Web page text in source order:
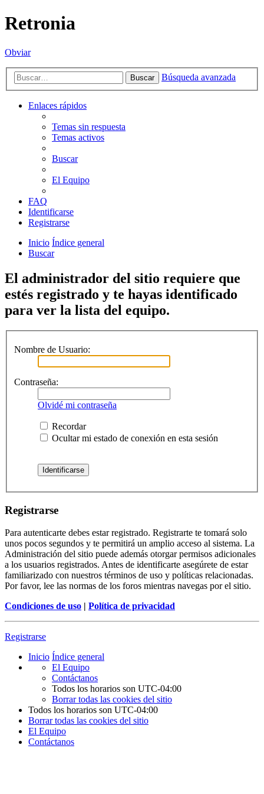
Retronia
Obviar
Buscar Búsqueda avanzada
Enlaces rápidos
Temas sin respuesta
Temas activos
Buscar
El Equipo
FAQ
Identificarse
Registrarse
Inicio Índice general
Buscar
El administrador del sitio requiere que
estés registrado y te hayas identificado
para ver la lista del equipo.
Nombre de Usuario:
Contraseña:
Olvidé mi contraseña
Recordar
Ocultar mi estado de conexión en esta sesión
Registrarse
Para autenticarte debes estar registrado. Registrarte te tomará solo
unos pocos segundos y te permitirá un amplio acceso al sistema. La
Administración del sitio puede además otorgar permisos adicionales
a los usuarios registrados. Antes de identificarte asegúrete de estar
familiarizado con nuestros términos de uso y políticas relacionadas.
Por favor, lee las normas de los foros mientras navegas por el sitio.
Condiciones de uso | Política de privacidad
Registrarse
Inicio Índice general
El Equipo
Contáctanos
Todos los horarios son UTC-04:00
Borrar todas las cookies del sitio
Todos los horarios son UTC-04:00
Borrar todas las cookies del sitio
El Equipo
Contáctanos